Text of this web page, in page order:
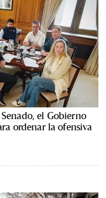
el Gobierno
ordenar la ofensiva